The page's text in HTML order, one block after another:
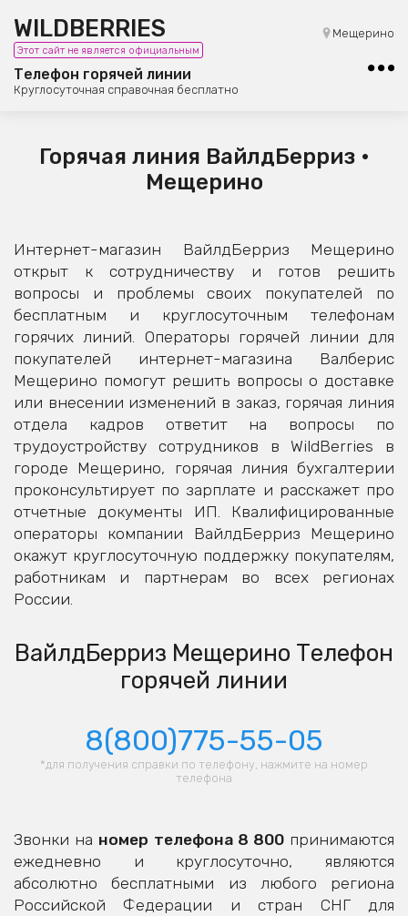
WILDBERRIES
Этот сайт не является официальным
Телефон горячей линии
Круглосуточная справочная бесплатно
Мещерино
8 (800) 101-42-23
Бесплатная юридическая консультация
Горячая линия ВайлдБерриз •
Мещерино
Интернет-магазин ВайлдБерриз Мещерино
открыт к сотрудничеству и готов решить
вопросы и проблемы своих покупателей по
бесплатным и круглосуточным телефонам
горячих линий. Операторы горячей линии для
покупателей интернет-магазина Валберис
Мещерино помогут решить вопросы о доставке
или внесении изменений в заказ, горячая линия
отдела кадров ответит на вопросы по
трудоустройству сотрудников в WildBerries в
городе Мещерино, горячая линия бухгалтерии
проконсультирует по зарплате и расскажет про
отчетные документы ИП. Квалифицированные
операторы компании ВайлдБерриз Мещерино
окажут круглосуточную поддержку покупателям,
работникам и партнерам во всех регионах
России.
ВайлдБерриз Мещерино Телефон
горячей линии
8(800)775-55-05
*для получения справки по телефону, нажмите на номер
телефона
Звонки на номер телефона 8 800принимаются
ежедневно и круглосуточно, являются
абсолютно бесплатными из любого региона
Российской Федерации и стран СНГ для